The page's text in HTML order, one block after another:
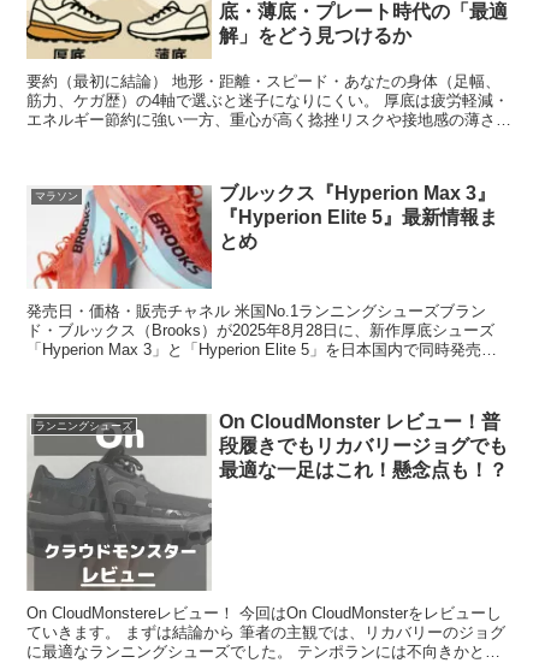
底・薄底・プレート時代の「最適
解」をどう見つけるか
要約（最初に結論） 地形・距離・スピード・あなたの身体（足幅、
筋力、ケガ歴）の4軸で選ぶと迷子になりにくい。 厚底は疲労軽減・
エネルギー節約に強い一方、重心が高く捻挫リスクや接地感の薄さに
マラソン
ブルックス『Hyperion Max 3』
『Hyperion Elite 5』最新情報ま
とめ
発売日・価格・販売チャネル 米国No.1ランニングシューズブラン
ド・ブルックス（Brooks）が2025年8月28日に、新作厚底シューズ
「Hyperion Max 3」と「Hyperion Elite 5」を日本国内で同時発売し
ランニングシューズ
On CloudMonster レビュー！普
段履きでもリカバリージョグでも
最適な一足はこれ！懸念点も！？
On CloudMonstereレビュー！ 今回はOn CloudMonsterをレビューし
ていきます。 まずは結論から 筆者の主観では、リカバリーのジョグ
に最適なランニングシューズでした。 テンポランには不向きかと思